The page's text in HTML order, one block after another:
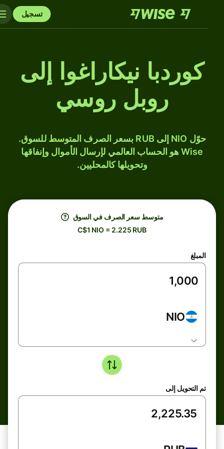
تسجيل
كوردبا نيكاراغوا إلى
روبل روسي
حوّل NIO إلى RUB بسعر الصرف المتوسط للسوق.
Wise هو الحساب العالمي لإرسال الأموال وإنفاقها
وتحويلها كالمحليين.
متوسط ​​سعر الصرف في السوق
C$1 NIO = 2.225 RUB
المبلغ
NIO
تم التحويل إلى